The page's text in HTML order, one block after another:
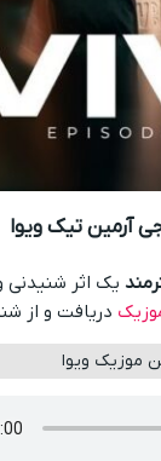
آرمین تیک ویوا
یک اثر
دریافت و از
موزیک ویوا